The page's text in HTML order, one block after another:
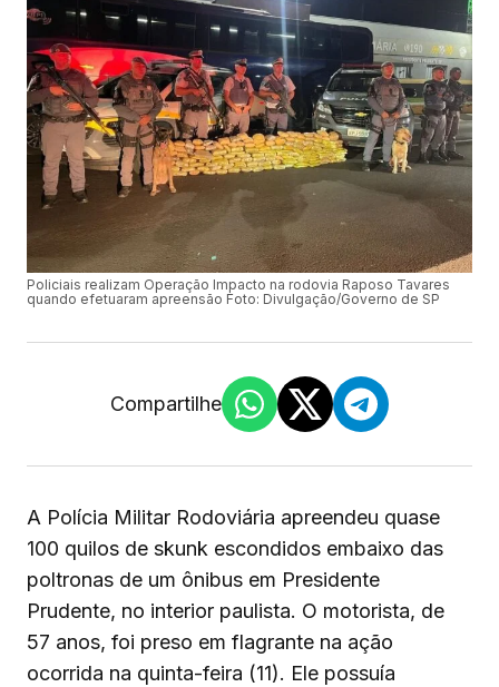
Policiais realizam Operação Impacto na rodovia Raposo Tavares
quando efetuaram apreensão Foto: Divulgação/Governo de SP
Compartilhe
A Polícia Militar Rodoviária apreendeu quase
100 quilos de skunk escondidos embaixo das
poltronas de um ônibus em Presidente
Prudente, no interior paulista. O motorista, de
57 anos, foi preso em flagrante na ação
ocorrida na quinta-feira (11). Ele possuía